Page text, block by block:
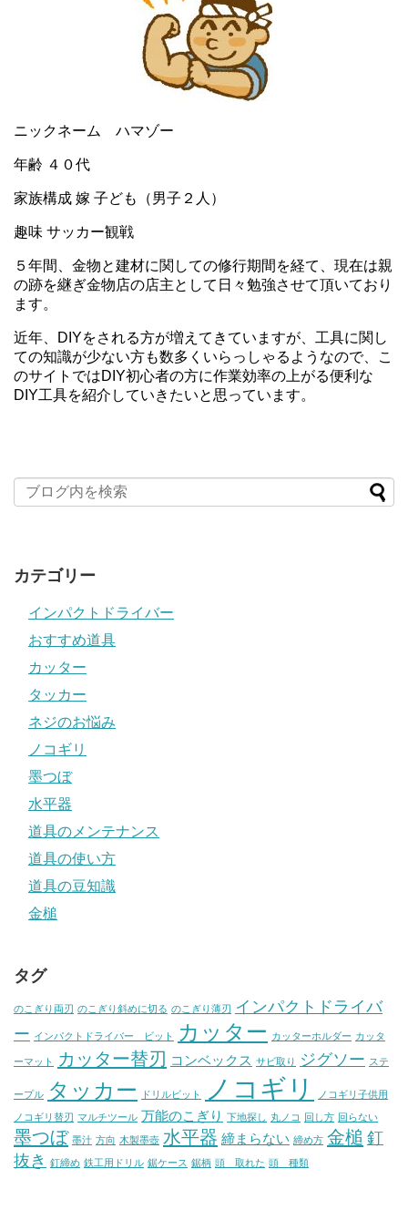
ニックネーム ハマゾー
年齢 ４０代
家族構成 嫁 子ども（男子２人）
趣味 サッカー観戦
５年間、金物と建材に関しての修行期間を経て、現在は親
の跡を継ぎ金物店の店主として日々勉強させて頂いており
ます。
近年、DIYをされる方が増えてきていますが、工具に関し
ての知識が少ない方も数多くいらっしゃるようなので、こ
のサイトではDIY初心者の方に作業効率の上がる便利な
DIY工具を紹介していきたいと思っています。
カテゴリー
インパクトドライバー
おすすめ道具
カッター
タッカー
ネジのお悩み
ノコギリ
墨つぼ
水平器
道具のメンテナンス
道具の使い方
道具の豆知識
金槌
タグ
のこぎり両刃 のこぎり斜めに切る のこぎり薄刃 インパクトドライバ
ー インパクトドライバー ビット カッター カッターホルダー カッタ
ーマット カッター替刃 コンベックス サビ取り ジグソー ステ
ープル タッカー ドリルビット ノコギリ ノコギリ子供用
ノコギリ替刃 マルチツール 万能のこぎり 下地探し 丸ノコ 回し方 回らない
墨つぼ 墨汁 方向 木製墨壺 水平器 締まらない 締め方 金槌 釘
抜き
釘締め 鉄工用ドリル 鋸ケース 鋸柄 頭 取れた 頭 種類